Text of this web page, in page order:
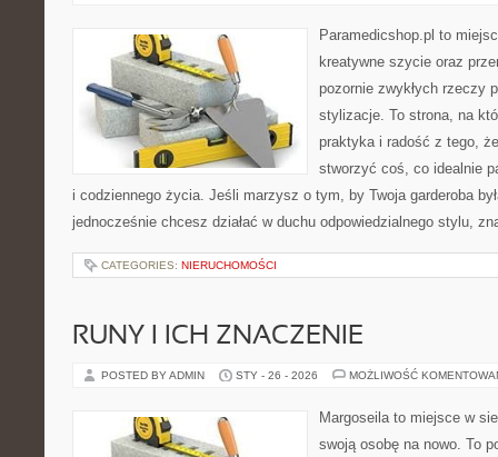
Paramedicshop.pl to
kreatywne szycie oraz
pozornie zwykłych rzeczy
stylizacje. To strona, na
praktyka i radość z tego,
stworzyć coś, co idealnie
i codziennego życia. Jeśli marzysz o tym, by Twoja garderoba
jednocześnie chcesz działać w duchu odpowiedzialnego stylu,
CATEGORIES: NIERUCHOMOŚCI
RUNY I ICH ZNACZENIE
POSTED BY ADMIN STY - 26 - 2026 MOŻLIWOŚĆ
Margoseila to miejsce w
swoją osobę na nowo. To